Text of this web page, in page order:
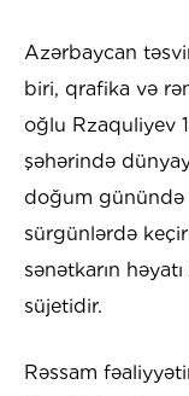
Azərbaycan
biri, qrafika və
oğlu Rzaquliyev
şəhərində
doğum günündə
sürgünlərdə
sənətkarın
süjetidir.
Rəssam